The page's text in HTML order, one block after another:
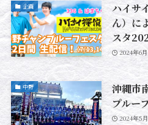
企画
ハイサ
ん）に
スタ
2024年6
中野
沖縄市
プルー
2024年5